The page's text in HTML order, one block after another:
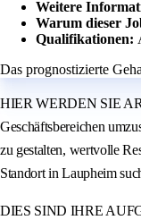
Weitere
Warum dieser
Qualifikationen:
Das prognostizierte
HIER WERDEN SIE
Geschäftsbereichen
zu gestalten, wertvolle
Standort in Laupheim
DIES SIND IHRE